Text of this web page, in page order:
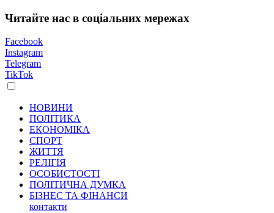
Читайте нас в соціальних мережах
Facebook
Instagram
Telegram
TikTok
НОВИНИ
ПОЛІТИКА
ЕКОНОМІКА
СПОРТ
ЖИТТЯ
РЕЛІГІЯ
ОСОБИСТОСТІ
ПОЛІТИЧНА ДУМКА
БІЗНЕС ТА ФІНАНСИ
контакти